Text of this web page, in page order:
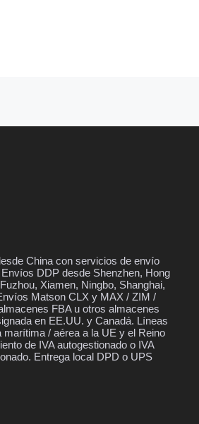
China con servicios de envío
DDP desde Shenzhen, Hong
Xiamen, Ningbo, Shanghai,
Matson CLX y MAX / ZIM /
FBA u otros almacenes
en EE.UU. y Canadá. Líneas
marítima / aérea a la UE y el Reino
de IVA autogestionado o IVA
Entrega local DPD o UPS